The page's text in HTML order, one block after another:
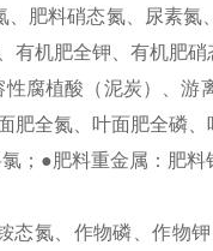
肥料硝态氮、尿素
有机肥全钾、有机肥
腐植酸（泥炭）、
肥全氮、叶面肥全磷
；●肥料重金属：肥
态氮、作物磷、作物